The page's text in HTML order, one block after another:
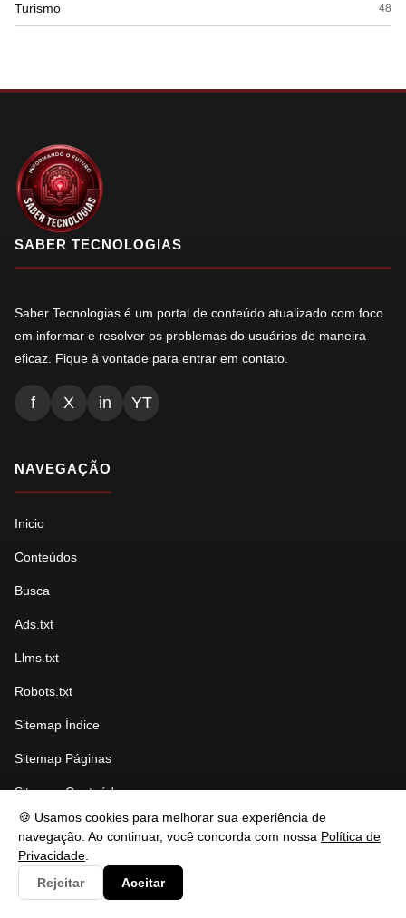
🍪 Usamos cookies para melhorar sua experiência de
navegação. Ao continuar, você concorda com nossa Política de
Privacidade
Rejeitar
Aceitar
Turismo 48
SABER TECNOLOGIAS
Saber Tecnologias é um portal de conteúdo atualizado com foco
em informar e resolver os problemas do usuários de maneira
eficaz. Fique à vontade para entrar em contato.
f X in YT
NAVEGAÇÃO
Inicio
Conteúdos
Busca
Ads.txt
Llms.txt
Robots.txt
Sitemap Índice
Sitemap Páginas
Sitemap Conteúdo
CATEGORIAS